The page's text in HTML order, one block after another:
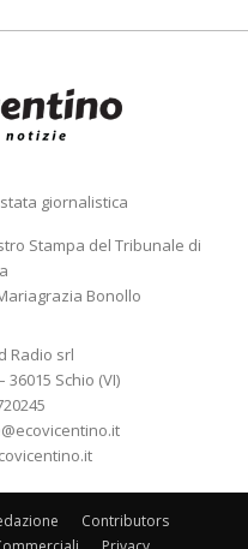
giornalistica
Stampa del Tribunale di
Bonollo
Radio srl
36015 Schio (VI)
Contributors